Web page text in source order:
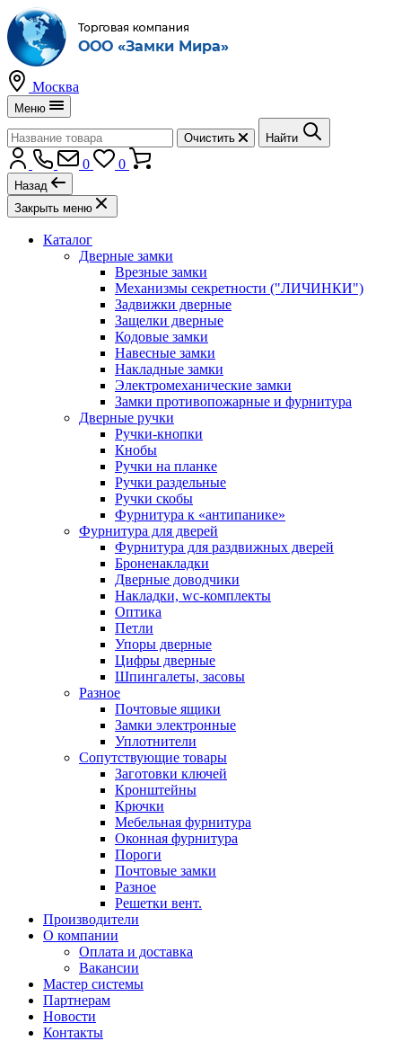
Москва
Меню
Очистить Найти
0 0
Назад
Закрыть меню
Каталог
Дверные замки
Врезные замки
Механизмы секретности ("ЛИЧИНКИ")
Задвижки дверные
Защелки дверные
Кодовые замки
Навесные замки
Накладные замки
Электромеханические замки
Замки противопожарные и фурнитура
Дверные ручки
Ручки-кнопки
Кнобы
Ручки на планке
Ручки раздельные
Ручки скобы
Фурнитура к «антипанике»
Фурнитура для дверей
Фурнитура для раздвижных дверей
Броненакладки
Дверные доводчики
Накладки, wc-комплекты
Оптика
Петли
Упоры дверные
Цифры дверные
Шпингалеты, засовы
Разное
Почтовые ящики
Замки электронные
Уплотнители
Сопутствующие товары
Заготовки ключей
Кронштейны
Крючки
Мебельная фурнитура
Оконная фурнитура
Пороги
Почтовые замки
Разное
Решетки вент.
Производители
О компании
Оплата и доставка
Вакансии
Мастер системы
Партнерам
Новости
Контакты